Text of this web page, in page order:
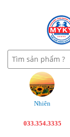
Nhiên
033.354.3335